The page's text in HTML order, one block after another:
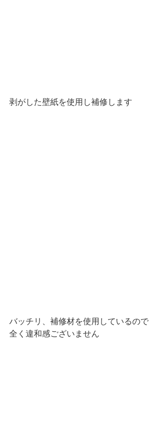
剥がした壁紙を使用し補修します
バッチリ、補修材を使用しているので
全く違和感ございません